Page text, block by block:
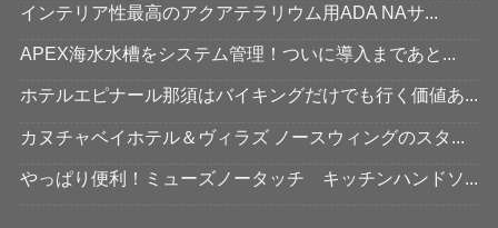
インテリア性最高のアクアテラリウム用ADA NAサ...
APEX海水水槽をシステム管理！ついに導入まであと...
ホテルエピナール那須はバイキングだけでも行く価値あ...
カヌチャベイホテル＆ヴィラズ ノースウィングのスタ...
やっぱり便利！ミューズノータッチ キッチンハンドソ...